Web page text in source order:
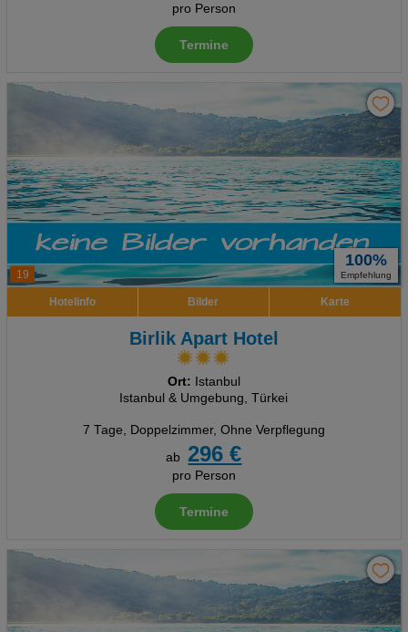
pro Person
Termine
19
100%
Empfehlung
Hotelinfo Bilder Karte
Birlik Apart Hotel
Ort: Istanbul
Istanbul & Umgebung, Türkei
7 Tage, Doppelzimmer, Ohne Verpflegung
ab
296 €
pro Person
Termine